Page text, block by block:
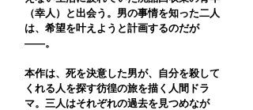
（幸人）と出会う。男の事情を知った二人
は、希望を叶えようと計画するのだが
――。
本作は、死を決意した男が、自分を殺して
くれる人を探す彷徨の旅を描く人間ドラ
マ。三人はそれぞれの過去を見つめなが